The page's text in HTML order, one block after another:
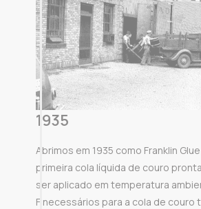
1935
Abrimos em 1935 como Franklin
primeira cola líquida de couro
ser aplicado em temperatura
F necessários para a cola de couro